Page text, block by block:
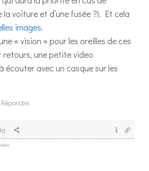
voiture et d’une fusée ?). Et cela
images.
« vision » pour les oreilles de ces
retours, une petite video
écouter avec un casque sur les
Répondre